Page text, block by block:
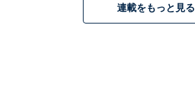
連載をもっと見る